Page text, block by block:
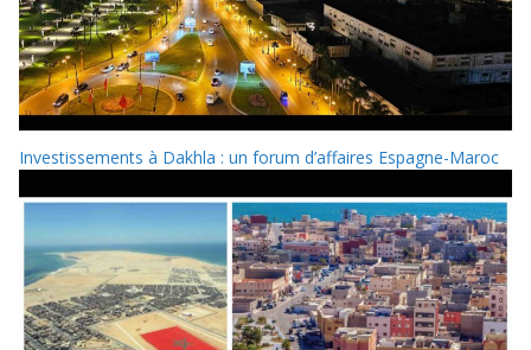
Investissements à Dakhla : un forum d’affaires Espagne-Maroc